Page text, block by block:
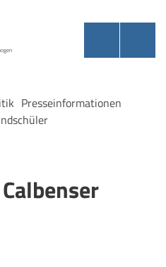
Presseinformationen